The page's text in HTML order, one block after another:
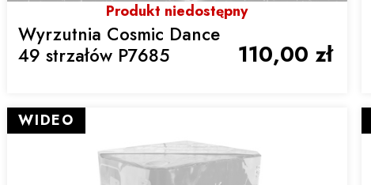
Produkt niedostępny
Wyrzutnia Cosmic Dance
49 strzałów P7685
110,00 zł
WIDEO